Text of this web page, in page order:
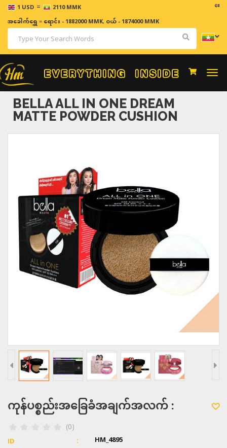
1 USD = 2110 MMK ဈေးနှု
အခေါက်ရွှေ=ရောင်း - 1882000 MMK, ဝယ် - 1874000 MMK
BELLA ALL IN ONE DREAM
MATTE POWDER CUSHION
ကုန်ပစ္စည်းအခြေခံအချက်အလက် :
(0)
ID HM_4895